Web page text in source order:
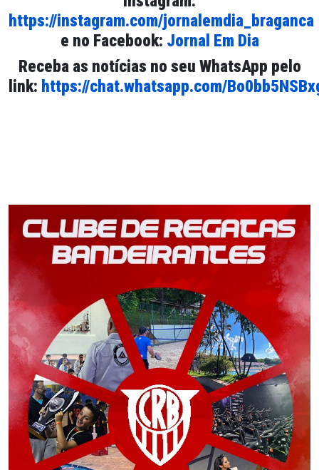
https://instagram.com/jornalemdia_braganca
e no Facebook: Jornal Em Dia
Receba as notícias no seu WhatsApp pelo
link: https://chat.whatsapp.com/